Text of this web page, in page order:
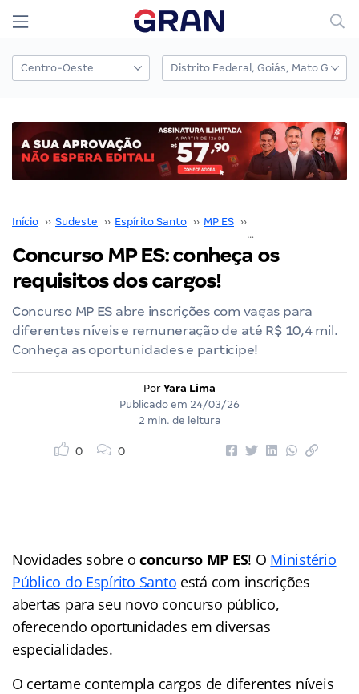
Início ›› Sudeste ›› Espírito Santo ›› MP ES ››
Concurso MP ES: conheça os
requisitos dos cargos!
Concurso MP ES abre inscrições com vagas para
diferentes níveis e remuneração de até R$ 10,4 mil.
Conheça as oportunidades e participe!
Por Yara Lima
Publicado em 24/03/26
2 min. de leitura
0 0
Novidades sobre oconcurso MP ES! O Ministério
Público do Espírito Santo está com inscrições
abertas para seu novo concurso público,
oferecendo oportunidades em diversas
especialidades.
O certame contempla cargos de diferentes níveis